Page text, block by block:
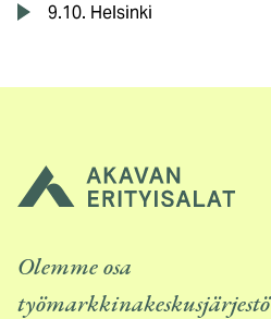
9.10. Helsinki
Olemme osa
työmarkkinakeskusjärjestö